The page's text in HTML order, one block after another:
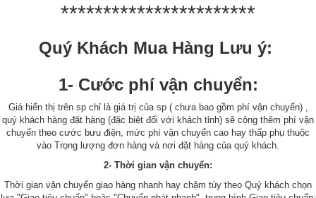
***********************
Quý Khách Mua Hàng Lưu ý:
1- Cước phí vận chuyển:
Giá hiển thị trên sp chỉ là giá trị của sp ( chưa bao gồm phí vận chuyển) ,
quý khách hàng đặt hàng (đặc biệt đối với khách tỉnh) sẽ cộng thêm phí vận
chuyển theo cước bưu điện, mức phí vận chuyển cao hay thấp phụ thuộc
vào Trọng lượng đơn hàng và nơi đặt hàng của quý khách.
2- Thời gian vận chuyển:
Thời gian vận chuyển giao hàng nhanh hay chậm tùy theo Quý khách chọn